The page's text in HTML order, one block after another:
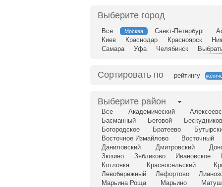
Выберите город
Все Москва Санкт-Петербург
Киев
Краснодар Красноярск
Самара
Уфа Челябинск
Сортировать по рейтингу
Выберите район
Все Академический
Басманный
Беговой
Богородское
Братеево
Восточное Измайлово
Восточный
Даниловский
Дмитровский
Зюзино
Зябликово Ивановское
Котловка
Красносельский
Левобережный
Лефортово
Марьина Роща
Марьино